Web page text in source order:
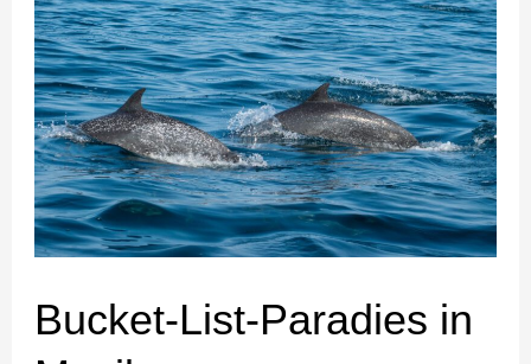
Bucket-List-Paradies in
Paradies
in
Mexiko